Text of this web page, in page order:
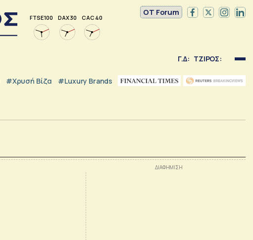
FTSE 100 DAX 30 CAC 40
OT Forum
Γ.Δ: ΤΖΙΡΟΣ:
#Χρυσή Βίζα #luxury Brands